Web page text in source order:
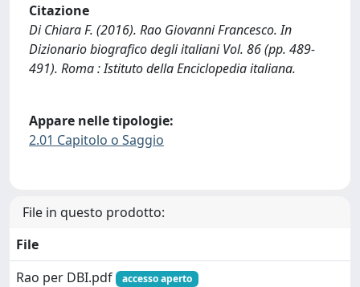
Citazione
Di Chiara F. (2016). Rao Giovanni Francesco. In
Dizionario biografico degli italiani Vol. 86 (pp. 489-
491). Roma : Istituto della Enciclopedia italiana.
Appare nelle tipologie:
2.01 Capitolo o Saggio
File in questo prodotto:
File
Rao per DBI.pdf
accesso aperto